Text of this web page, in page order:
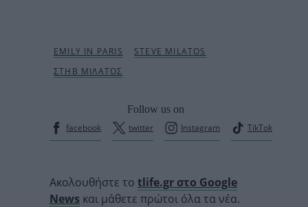
Follow us on
facebook
twitter Instagram TikTok
Ακολουθήστε το tlife.gr στο Google
News και μάθετε πρώτοι όλα τα νέα.